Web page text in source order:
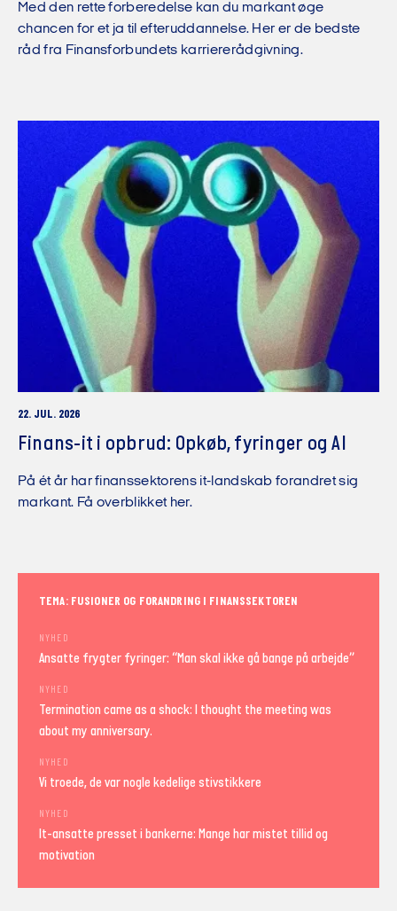
Med den rette forberedelse kan du markant øge
chancen for et ja til efteruddannelse. Her er de bedste
råd fra Finansforbundets karriererådgivning.
22. JUL. 2026
Finans-it i opbrud: Opkøb, fyringer og AI
På ét år har finanssektorens it-landskab forandret sig
markant. Få overblikket her.
TEMA: FUSIONER OG FORANDRING I FINANSSEKTOREN
NYHED
Ansatte frygter fyringer: “Man skal ikke gå bange på arbejde”
NYHED
Termination came as a shock: I thought the meeting was
about my anniversary.
NYHED
Vi troede, de var nogle kedelige stivstikkere
NYHED
It-ansatte presset i bankerne: Mange har mistet tillid og
motivation